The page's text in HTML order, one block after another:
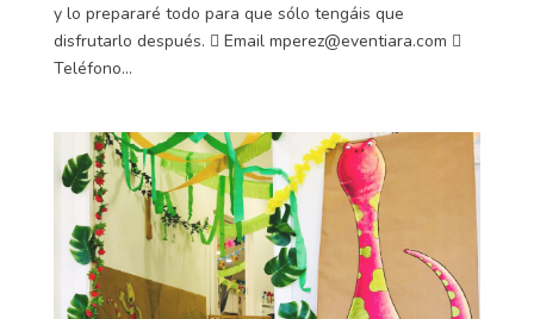
y lo prepararé todo para que sólo tengáis que
disfrutarlo después.  Email mperez@eventiara.com 
Teléfono...